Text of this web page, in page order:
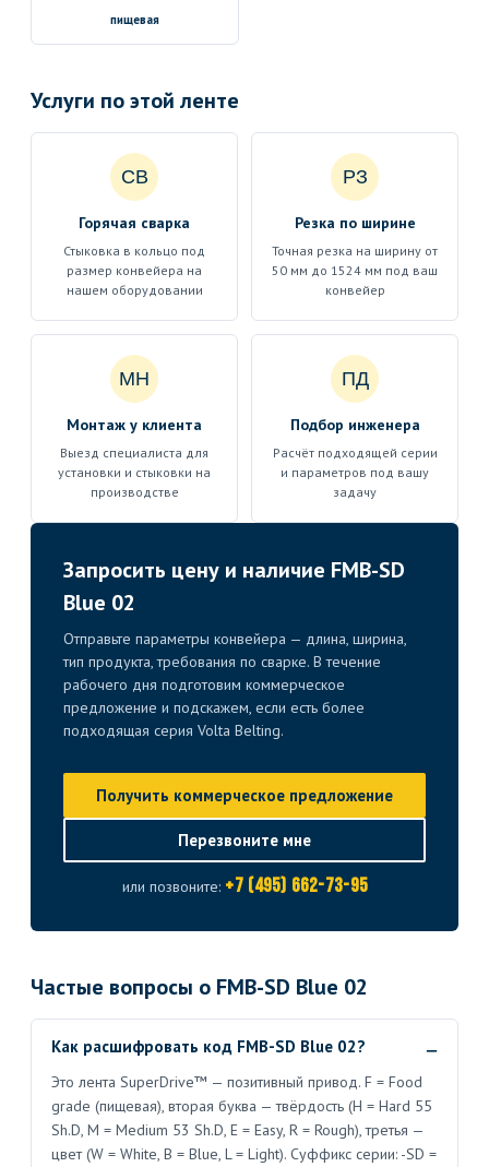
пищевая
Услуги по этой ленте
СВ
Горячая сварка
Стыковка в кольцо под
размер конвейера на
нашем оборудовании
РЗ
Резка по ширине
Точная резка на ширину от
50 мм до 1524 мм под ваш
конвейер
МН
Монтаж у клиента
Выезд специалиста для
установки и стыковки на
производстве
ПД
Подбор инженера
Расчёт подходящей серии
и параметров под вашу
задачу
Запросить цену и наличие FMB-SD
Blue 02
Отправьте параметры конвейера — длина, ширина,
тип продукта, требования по сварке. В течение
рабочего дня подготовим коммерческое
предложение и подскажем, если есть более
подходящая серия Volta Belting.
Получить коммерческое предложение
Перезвоните мне
или позвоните: +7 (495) 662-73-95
Частые вопросы о FMB-SD Blue 02
Как расшифровать код FMB-SD Blue 02?
Это лента SuperDrive™ — позитивный привод. F = Food
grade (пищевая), вторая буква — твёрдость (H = Hard 55
Sh.D, M = Medium 53 Sh.D, E = Easy, R = Rough), третья —
цвет (W = White, B = Blue, L = Light). Суффикс серии: -SD =